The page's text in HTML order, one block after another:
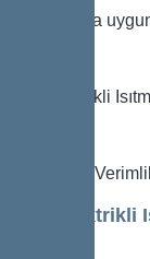
standartlara
IEC Elektrikli
ISO Enerji
İlgili Elektrikli